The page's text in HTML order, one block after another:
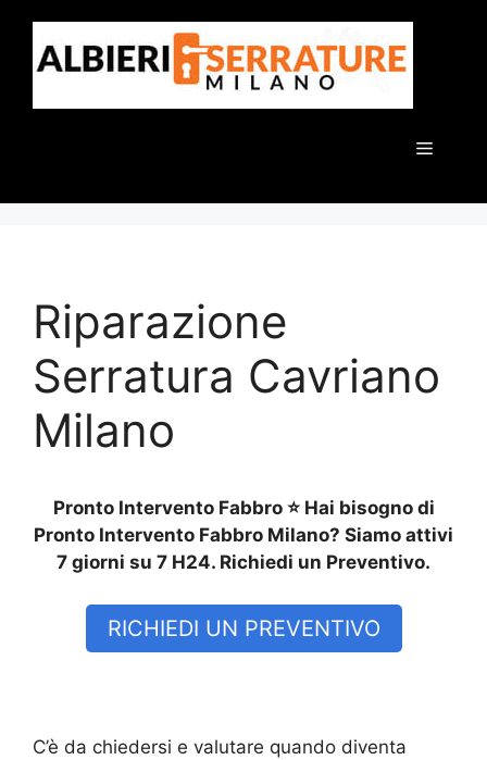
contenuto
Menu
Riparazione
Serratura Cavriano
Milano
Pronto Intervento Fabbro ⭐ Hai bisogno di
Pronto Intervento Fabbro Milano? Siamo attivi
7 giorni su 7 H24. Richiedi un Preventivo.
RICHIEDI UN PREVENTIVO
C’è da chiedersi e valutare quando diventa